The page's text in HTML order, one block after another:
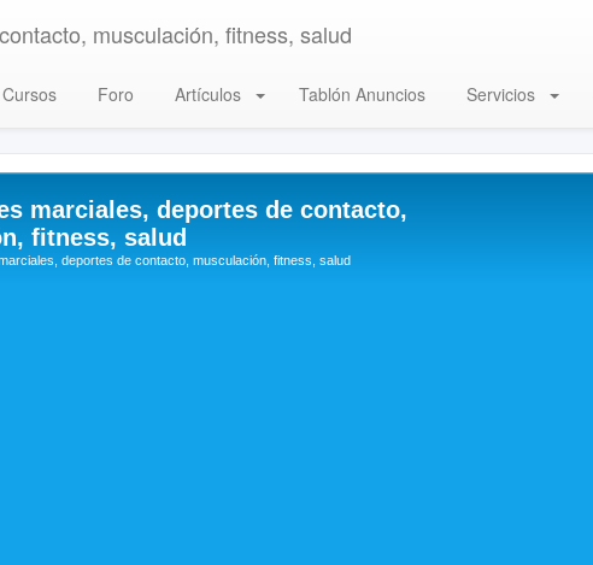
musculación, fitness, salud
Foro Artículos Tablón Anuncios Servicios
marciales, deportes de contacto,
fitness, salud
deportes de contacto, musculación, fitness, salud